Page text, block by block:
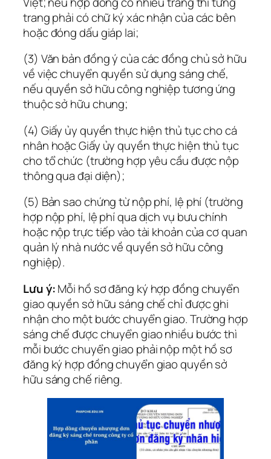
trang phải có chữ ký xác nhận của các bên
hoặc đóng dấu giáp lai;
(3) Văn bản đồng ý của các đồng chủ sở hữu
về việc chuyển quyền sử dụng sáng chế,
nếu quyền sở hữu công nghiệp tương ứng
thuộc sở hữu chung;
(4) Giấy ủy quyền thực hiện thủ tục cho cá
nhân hoặc Giấy ủy quyền thực hiện thủ tục
cho tổ chức (trường hợp yêu cầu được nộp
thông qua đại diện);
(5) Bản sao chứng từ nộp phí, lệ phí (trường
hợp nộp phí, lệ phí qua dịch vụ bưu chính
hoặc nộp trực tiếp vào tài khoản của cơ quan
quản lý nhà nước về quyền sở hữu công
nghiệp).
Lưu ý:Mỗi hồ sơ đăng ký hợp đồng chuyển
giao quyền sở hữu sáng chế chỉ được ghi
nhận cho một bước chuyển giao. Trường hợp
sáng chế được chuyển giao nhiều bước thì
mỗi bước chuyển giao phải nộp một hồ sơ
đăng ký hợp đồng chuyển giao quyền sở
hữu sáng chế riêng.